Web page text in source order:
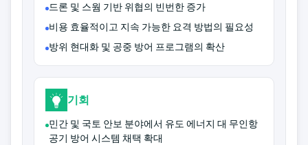
드론 및 스웜 기반 위협의 빈번한 증가
비용 효율적이고 지속 가능한 요격 방법의 필요성
방위 현대화 및 공중 방어 프로그램의 확산
기회
민간 및 국토 안보 분야에서 유도 에너지 대 무인항
공기 방어 시스템 채택 확대